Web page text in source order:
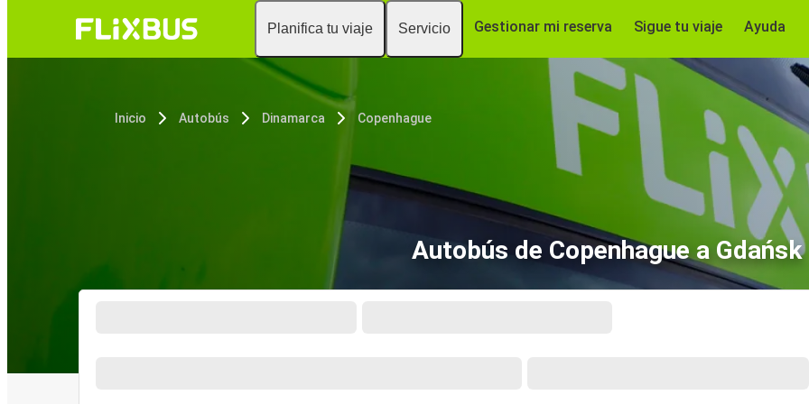
Planifica tu viaje Servicio Gestionar mi reserva Sigue tu viaje Ayuda
Inicio Autobús Dinamarca Copenhague
Autobús de Copenhague a Gdańsk